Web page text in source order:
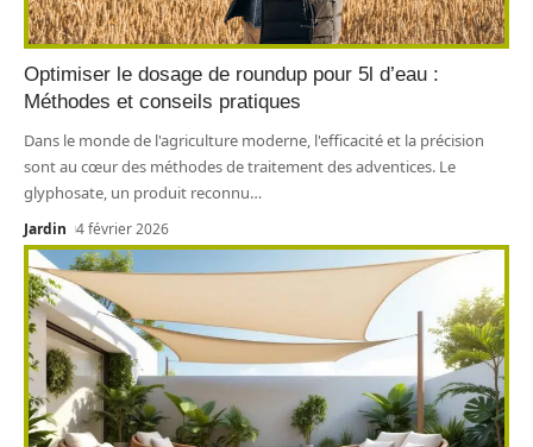
Optimiser le dosage de roundup pour 5l d’eau :
Méthodes et conseils pratiques
Dans le monde de l'agriculture moderne, l'efficacité et la précision
sont au cœur des méthodes de traitement des adventices. Le
glyphosate, un produit reconnu…
Jardin 4 février 2026